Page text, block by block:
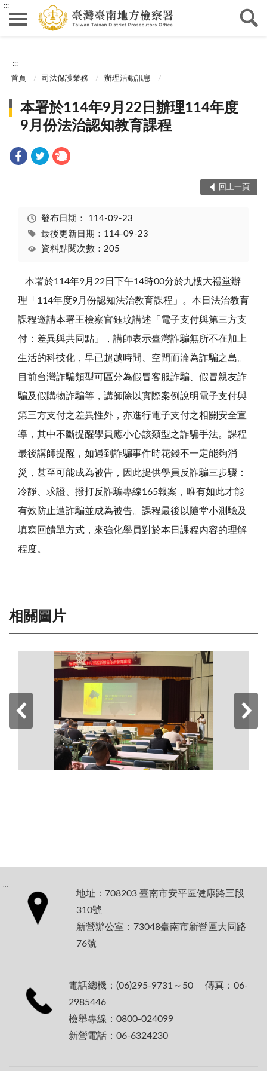
:::
:::
首頁 司法保護業務 辦理活動訊息
本署於114年9月22日辦理114年度
9月份法治認知教育課程
回上一頁
發布日期： 114-09-23
最後更新日期：114-09-23
資料點閱次數：205
本署於114年9月 22 日下午14時00分於九樓大禮堂辦
理「 114年度9月份認知法治教育課程」。本日法治教育
課程邀請本署王檢察官鈺玟講述「電子支付與第三方支
付：差異與共同點」，講師表示臺灣詐騙無所不在加上
生活的科技化，早已超越時間、空間而淪為詐騙之島。
目前台灣詐騙類型可區分為假冒客服詐騙、假冒親友詐
騙及假購物詐騙等，講師除以實際案例說明電子支付與
第三方支付之差異性外，亦進行電子支付之相關安全宣
導，其中不斷提醒學員應小心該類型之詐騙手法。課程
最後講師提醒，如遇到詐騙事件時花錢不一定能夠消
災，甚至可能成為被告，因此提供學員反詐騙三步驟：
冷靜、求證、撥打反詐騙專線165報案，唯有如此才能
有效防止遭詐騙並成為被告。課程最後以隨堂小測驗及
填寫回饋單方式，來強化學員對於本日課程內容的理解
程度。
相關圖片
:::
地址：708203 臺南市安平區健康路三段
310號
新營辦公室：73048臺南市新營區大同路
76號
電話總機：(06)295-9731～50 傳真：06-
2985446
檢舉專線：0800-024099
新營電話：06-6324230